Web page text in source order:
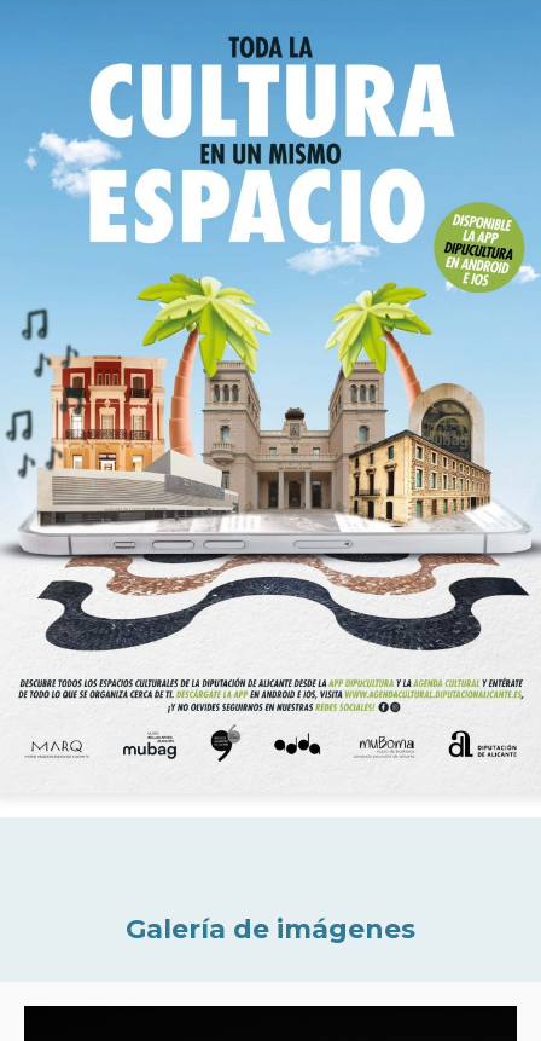
Galería de imágenes